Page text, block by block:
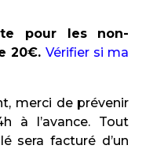
pour les non-
20€.Vérifier si ma
merci de prévenir
à l’avance. Tout
sera facturé d’un